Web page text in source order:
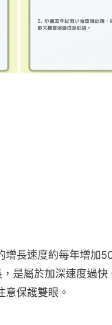
增長速度約每年增加
是屬於加深速度過
意保護雙眼。